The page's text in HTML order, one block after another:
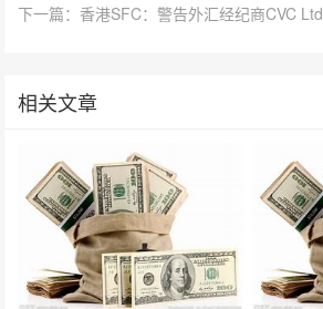
下一篇：香港SFC：警告外汇经纪商CVC Ltd
相关文章